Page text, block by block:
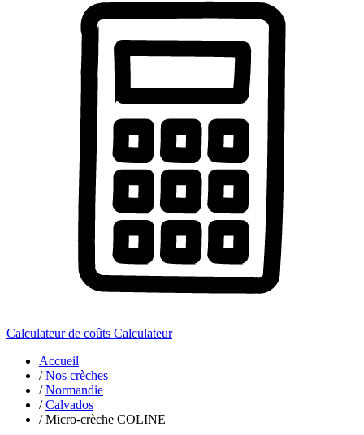
Calculateur de coûts Calculateur
Accueil
/ Nos crèches
/ Normandie
/ Calvados
/ Micro-crèche COLINE